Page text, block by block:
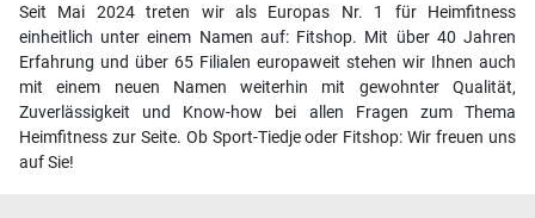
Seit Mai 2024 treten wir als Europas Nr. 1 für Heimfitness
einheitlich unter einem Namen auf: Fitshop. Mit über 40 Jahren
Erfahrung und über 65 Filialen europaweit stehen wir Ihnen auch
mit einem neuen Namen weiterhin mit gewohnter Qualität,
Zuverlässigkeit und Know-how bei allen Fragen zum Thema
Heimfitness zur Seite. Ob Sport-Tiedje oder Fitshop: Wir freuen uns
auf Sie!